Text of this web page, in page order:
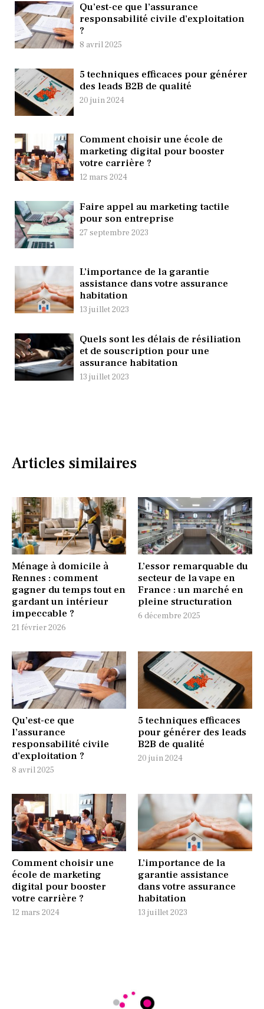
Qu’est-ce que l’assurance
responsabilité civile d’exploitation
?
8 avril 2025
5 techniques efficaces pour générer
des leads B2B de qualité
20 juin 2024
Comment choisir une école de
marketing digital pour booster
votre carrière ?
12 mars 2024
Faire appel au marketing tactile
pour son entreprise
27 septembre 2023
L’importance de la garantie
assistance dans votre assurance
habitation
13 juillet 2023
Quels sont les délais de résiliation
et de souscription pour une
assurance habitation
13 juillet 2023
Articles similaires
Ménage à domicile à
Rennes : comment
gagner du temps tout en
gardant un intérieur
impeccable ?
21 février 2026
L’essor remarquable du
secteur de la vape en
France : un marché en
pleine structuration
6 décembre 2025
Qu’est-ce que
l’assurance
responsabilité civile
d’exploitation ?
8 avril 2025
5 techniques efficaces
pour générer des leads
B2B de qualité
20 juin 2024
Comment choisir une
école de marketing
digital pour booster
votre carrière ?
12 mars 2024
L’importance de la
garantie assistance
dans votre assurance
habitation
13 juillet 2023